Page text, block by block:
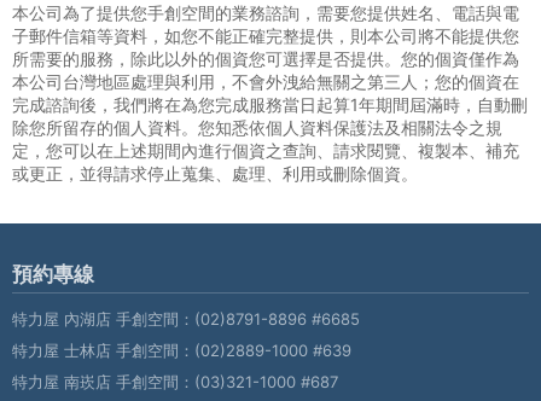
本公司為了提供您手創空間的業務諮詢，需要您提供姓名、電話與電
子郵件信箱等資料，如您不能正確完整提供，則本公司將不能提供您
所需要的服務，除此以外的個資您可選擇是否提供。您的個資僅作為
本公司台灣地區處理與利用，不會外洩給無關之第三人；您的個資在
完成諮詢後，我們將在為您完成服務當日起算1年期間屆滿時，自動刪
除您所留存的個人資料。您知悉依個人資料保護法及相關法令之規
定，您可以在上述期間內進行個資之查詢、請求閱覽、複製本、補充
或更正，並得請求停止蒐集、處理、利用或刪除個資。
預約專線
特力屋 內湖店 手創空間： (02)8791-8896 #6685
特力屋 士林店 手創空間： (02)2889-1000 #639
特力屋 南崁店 手創空間： (03)321-1000 #687